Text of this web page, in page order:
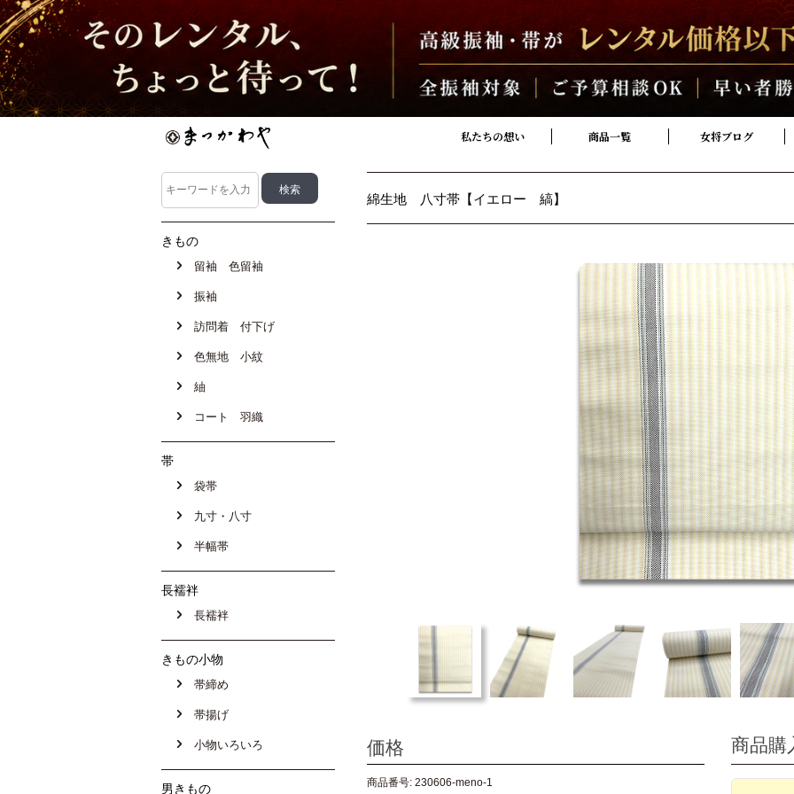
私たちの想い 商品一覧 女将ブログ
きもの
留袖 色留袖
振袖
訪問着 付下げ
色無地 小紋
紬
コート 羽織
帯
袋帯
九寸・八寸
半幅帯
長襦袢
長襦袢
きもの小物
帯締め
帯揚げ
小物いろいろ
男きもの
綿生地 八寸帯【イエロー 縞】
価格
商品番号: 230606-meno-1
商品購